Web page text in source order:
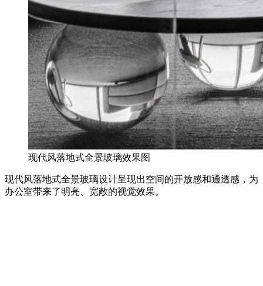
现代风落地式全景玻璃效果图
现代风落地式全景玻璃设计呈现出空间的开放感和通透感，为
办公室带来了明亮、宽敞的视觉效果。